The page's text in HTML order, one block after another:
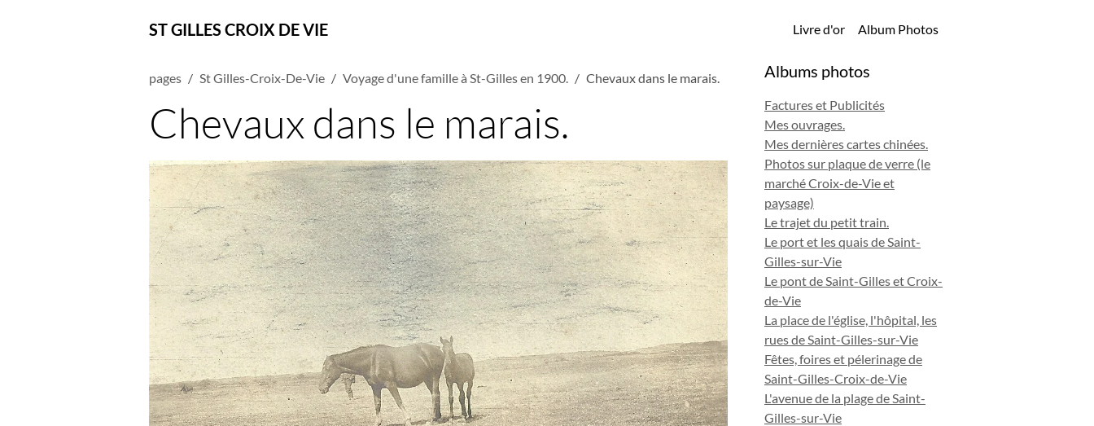
ST GILLES CROIX DE VIE Livre d'or Album Photos
pages St Gilles-Croix-De-Vie Voyage d'une famille à St-Gilles en 1900. Chevaux dans le marais.
Chevaux dans le marais.
Albums photos
Factures et Publicités
Mes ouvrages.
Mes dernières cartes chinées.
Photos sur plaque de verre (le
marché Croix-de-Vie et
paysage)
Le trajet du petit train.
Le port et les quais de Saint-
Gilles-sur-Vie
Le pont de Saint-Gilles et Croix-
de-Vie
La place de l'église, l'hôpital, les
rues de Saint-Gilles-sur-Vie
Fêtes, foires et pélerinage de
Saint-Gilles-Croix-de-Vie
L'avenue de la plage de Saint-
Gilles-sur-Vie